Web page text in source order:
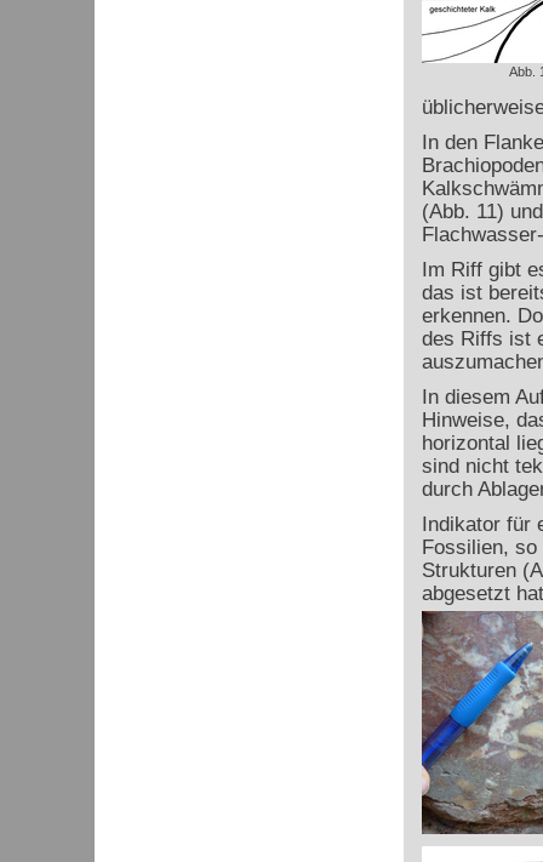
Abb.
In den
(Abb. 11)
Im Riff gibt
das ist
erkennen.
des Riffs ist
In diesem
Hinweise,
horizontal
sind nicht
durch
Indikator für
Fossilien, so
Strukturen
abgesetzt